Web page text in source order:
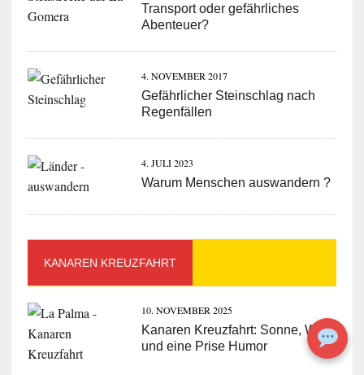
Transport oder gefährliches
Abenteuer?
4. NOVEMBER 2017
Gefährlicher Steinschlag nach
Regenfällen
4. JULI 2023
Warum Menschen auswandern ?
KANAREN KREUZFAHRT
10. NOVEMBER 2025
Kanaren Kreuzfahrt: Sonne, Wind
und eine Prise Humor